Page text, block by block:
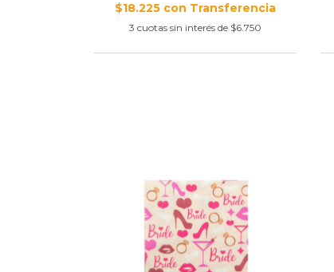
$18.225 con
3 cuotas sin interés de $6.750